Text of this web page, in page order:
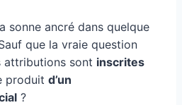
sonne ancré dans quelque
que la vraie question
attributions sont inscrites
produit d’un
?